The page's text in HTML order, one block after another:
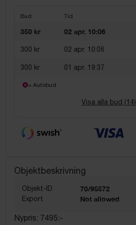
Bud Tid
350 kr 02 apr. 10:06
300 kr 02 apr. 10:06
300 kr 01 apr. 19:37
= Autobud
Visa alla bud (14)
Objektbeskrivning
Objekt-ID 70/95572
Export Not allowed
Nypris: 7495:-